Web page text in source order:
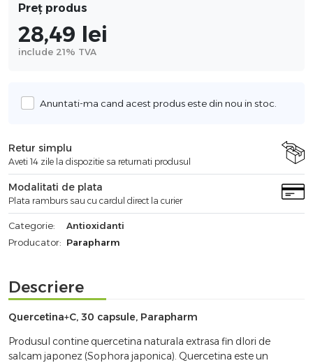
Preț produs
28,49 lei
include 21% TVA
Anuntati-ma cand acest produs este din nou in stoc.
Retur simplu
Aveti 14 zile la dispozitie sa returnati produsul
Modalitati de plata
Plata ramburs sau cu cardul direct la curier
Categorie:
Antioxidanti
Producator: Parapharm
Descriere
Quercetina+C, 30 capsule, Parapharm
Produsul contine quercetina naturala extrasa fin dlori de
salcam japonez (Sophora japonica). Quercetina este un